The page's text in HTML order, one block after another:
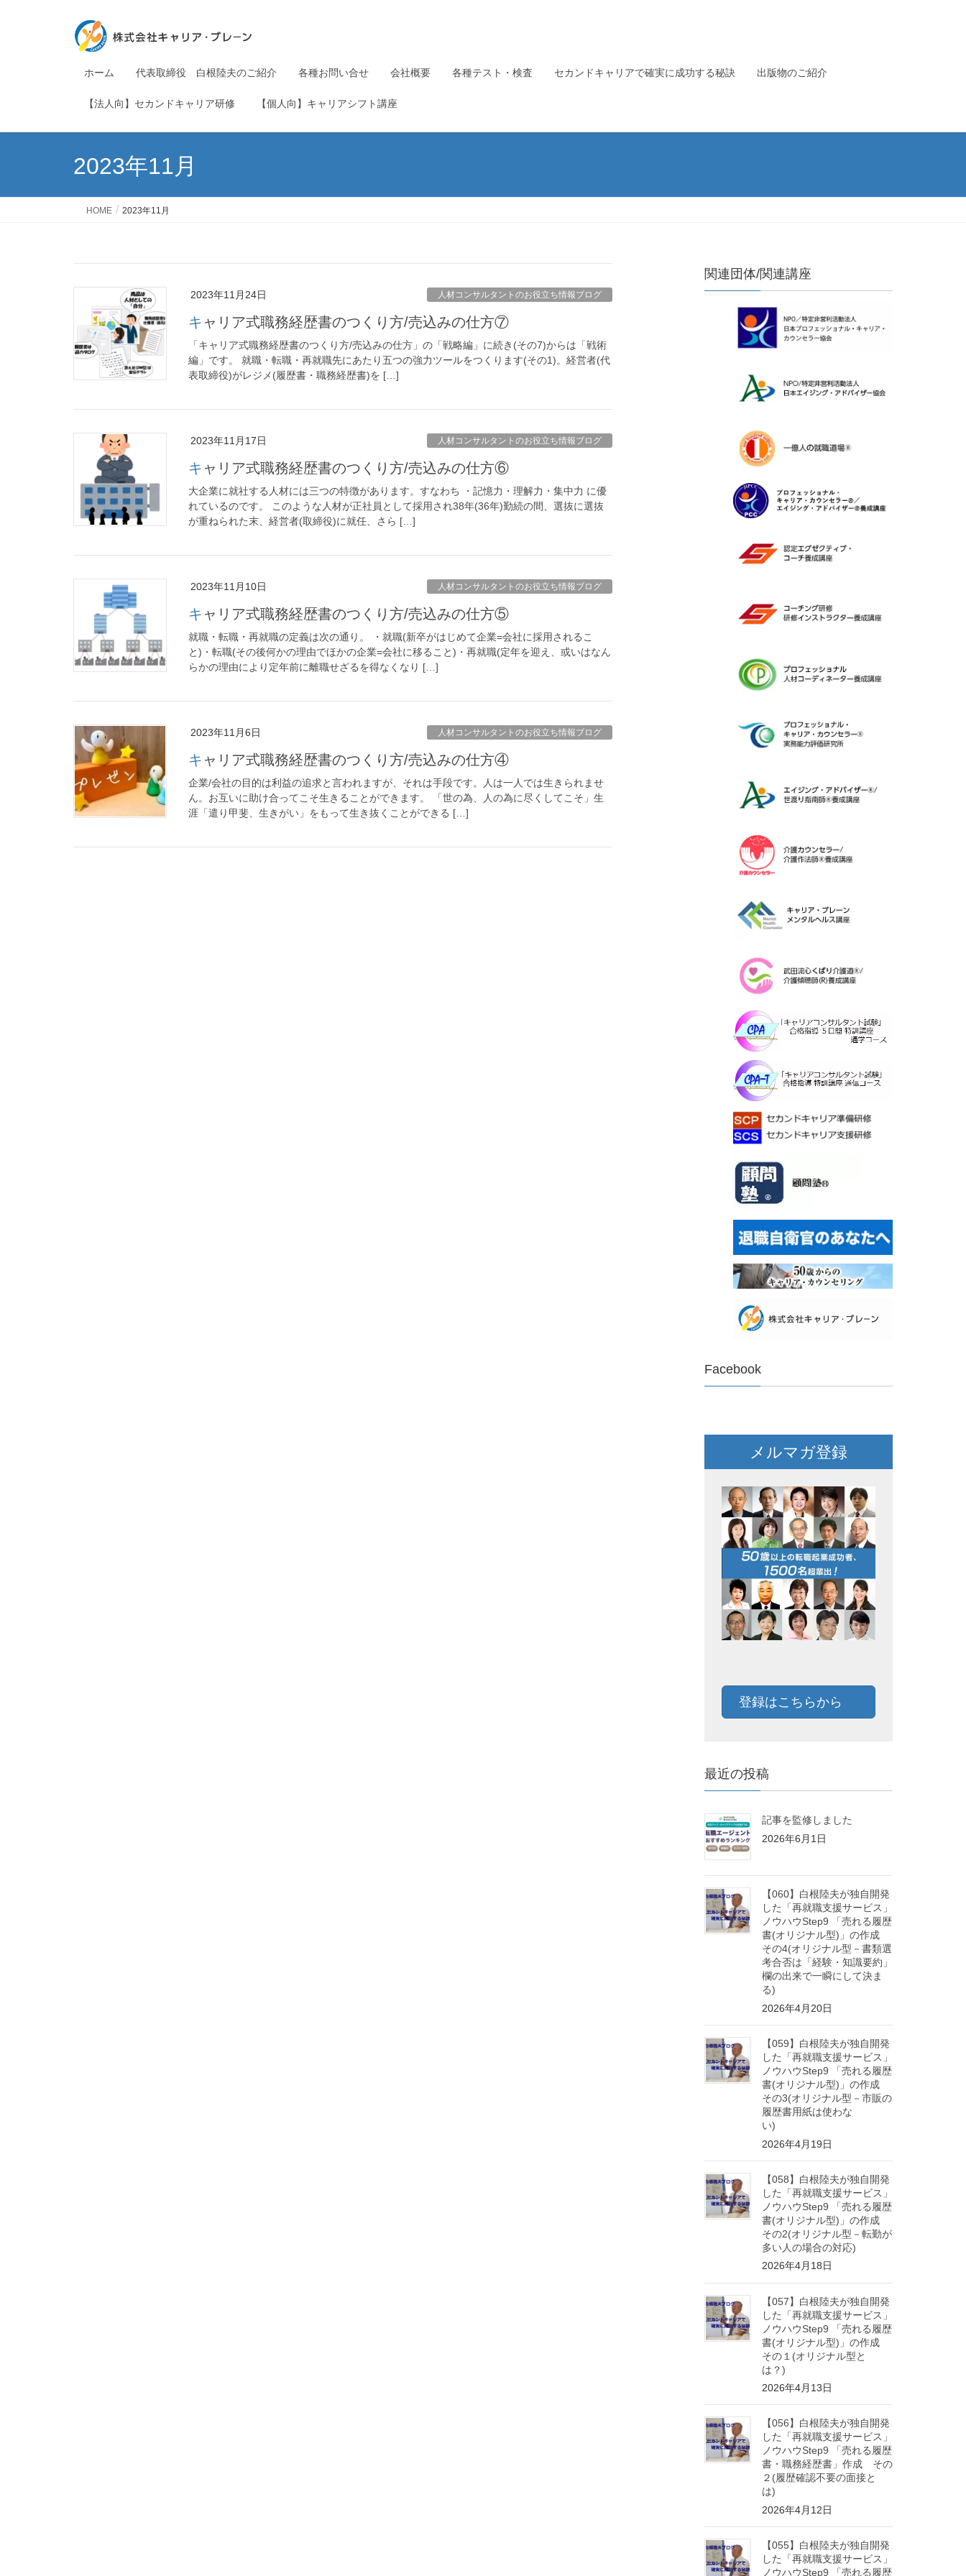
ホーム 代表取締役 白根陸夫のご紹介 各種お問い合せ 会社概要 各種テスト・検査 セカンドキャリアで確実に成功する秘訣 出版物のご紹介
【法人向】セカンドキャリア研修 【個人向】キャリアシフト講座
2023年11月
HOME 2023年11月
2023年11月24日 人材コンサルタントのお役立ち情報ブログ
キャリア式職務経歴書のつくり方/売込みの仕方⑦
「キャリア式職務経歴書のつくり方/売込みの仕方」の「戦略編」に続き(その7)からは「戦術
編」です。 就職・転職・再就職先にあたり五つの強力ツールをつくります(その1)。経営者(代
表取締役)がレジメ(履歴書・職務経歴書)を […]
2023年11月17日 人材コンサルタントのお役立ち情報ブログ
キャリア式職務経歴書のつくり方/売込みの仕方⑥
大企業に就社する人材には三つの特徴があります。すなわち ・記憶力・理解力・集中力 に優
れているのです。 このような人材が正社員として採用され38年(36年)勤続の間、選抜に選抜
が重ねられた末、経営者(取締役)に就任、さら […]
2023年11月10日 人材コンサルタントのお役立ち情報ブログ
キャリア式職務経歴書のつくり方/売込みの仕方⑤
就職・転職・再就職の定義は次の通り。 ・就職(新卒がはじめて企業=会社に採用されるこ
と)・転職(その後何かの理由でほかの企業=会社に移ること)・再就職(定年を迎え、或いはなん
らかの理由により定年前に離職せざるを得なくなり […]
2023年11月6日 人材コンサルタントのお役立ち情報ブログ
キャリア式職務経歴書のつくり方/売込みの仕方④
企業/会社の目的は利益の追求と言われますが、それは手段です。人は一人では生きられませ
ん。お互いに助け合ってこそ生きることができます。 「世の為、人の為に尽くしてこそ」生
涯「遣り甲斐、生きがい」をもって生き抜くことができる […]
関連団体/関連講座
Facebook
メルマガ登録
登録はこちらから
最近の投稿
記事を監修しました
2026年6月1日
【060】白根陸夫が独自開発
した「再就職支援サービス」
ノウハウStep9 「売れる履歴
書(オリジナル型)」の作成
その4(オリジナル型－書類選
考合否は「経験・知識要約」
欄の出来で一瞬にして決ま
る)
2026年4月20日
【059】白根陸夫が独自開発
した「再就職支援サービス」
ノウハウStep9 「売れる履歴
書(オリジナル型)」の作成
その3(オリジナル型－市販の
履歴書用紙は使わな
い)
2026年4月19日
【058】白根陸夫が独自開発
した「再就職支援サービス」
ノウハウStep9 「売れる履歴
書(オリジナル型)」の作成
その2(オリジナル型－転勤が
多い人の場合の対応)
2026年4月18日
【057】白根陸夫が独自開発
した「再就職支援サービス」
ノウハウStep9 「売れる履歴
書(オリジナル型)」の作成
その１(オリジナル型と
は？)
2026年4月13日
【056】白根陸夫が独自開発
した「再就職支援サービス」
ノウハウStep9 「売れる履歴
書・職務経歴書」作成 その
２(履歴確認不要の面接と
は)
2026年4月12日
【055】白根陸夫が独自開発
した「再就職支援サービス」
ノウハウStep9 「売れる履歴